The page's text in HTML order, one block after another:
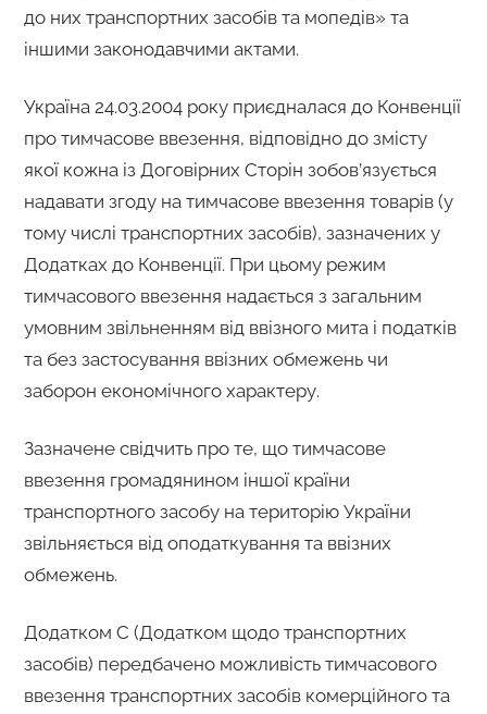
до них транспортних засобів та мопедів» та
іншими законодавчими актами.
Україна 24.03.2004 року приєдналася до Конвенції
про тимчасове ввезення, відповідно до змісту
якої кожна із Договірних Сторін зобов’язується
надавати згоду на тимчасове ввезення товарів (у
тому числі транспортних засобів), зазначених у
Додатках до Конвенції. При цьому режим
тимчасового ввезення надається з загальним
умовним звільненням від ввізного мита і податків
та без застосування ввізних обмежень чи
заборон економічного характеру.
Зазначене свідчить про те, що тимчасове
ввезення громадянином іншої країни
транспортного засобу на територію України
звільняється від оподаткування та ввізних
обмежень.
Додатком С (Додатком щодо транспортних
засобів) передбачено можливість тимчасового
ввезення транспортних засобів комерційного та